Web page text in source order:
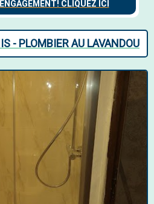
- PLOMBIER AU LAVANDOU